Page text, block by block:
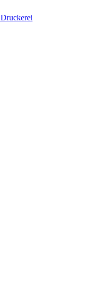
Druckerei